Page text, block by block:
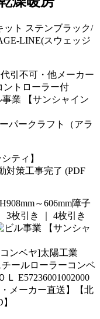
ット ステンブラック/
LINE(スウェッジ
引不可・他メーカー
ントローラー付
【サンシャイン
パークラフト（アラ
ティ】
策工事完了 (PDF
～606mm障子
3枚引き ｜ 4枚引き
【サンシャ
ンベヤ]太陽工業
チールローラーコンベ
E57236001002000
メーカー直送】【北